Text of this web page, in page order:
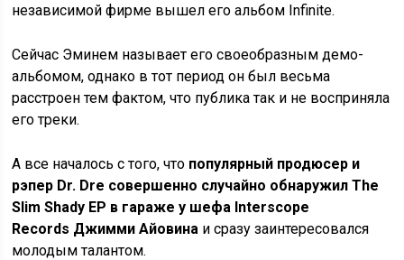
независимой фирме вышел его альбом Infinite.
Сейчас Эминем называет его своеобразным демо-
альбомом, однако в тот период он был весьма
расстроен тем фактом, что публика так и не восприняла
его треки.
А все началось с того, что популярный продюсер и
рэпер Dr. Dre совершенно случайно обнаружил The
Slim Shady EP в гараже у шефа Interscope
Records Джимми Айовина и сразу заинтересовался
молодым талантом.